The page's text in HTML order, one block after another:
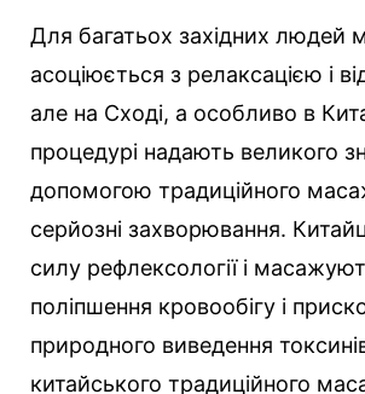
Для багатьох західних людей
асоціюється з релаксацією і
але на Сході, а особливо в
процедурі надають великого
допомогою традиційного
серйозні захворювання.
силу рефлексології і
поліпшення кровообігу і
природного виведення
китайського традиційного